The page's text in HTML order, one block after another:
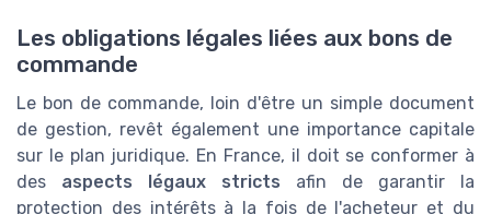
Les obligations légales liées aux bons de
commande
Le bon de commande, loin d'être un simple document
de gestion, revêt également une importance capitale
sur le plan juridique. En France, il doit se conformer à
des aspects légaux stricts afin de garantir la
protection des intérêts à la fois de l'acheteur et du